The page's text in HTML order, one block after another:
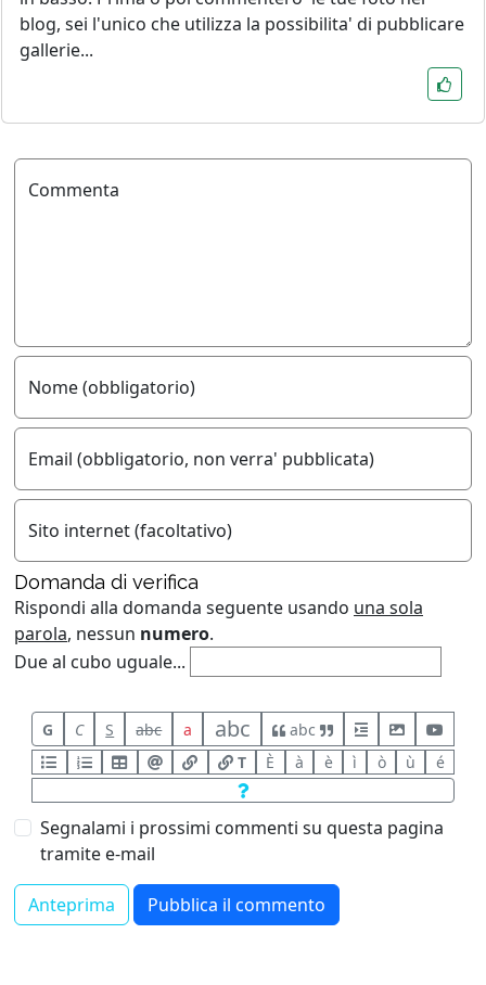
blog, sei l'unico che utilizza la possibilita' di pubblicare
gallerie...
Commenta
Nome (obbligatorio)
Email (obbligatorio, non verra' pubblicata)
Sito internet (facoltativo)
Domanda di verifica
Rispondi alla domanda seguente usando una sola
parola, nessun numero.
Due al cubo uguale...
G C S abc a abc
abc
T
È à è ì ò ù é
Segnalami i prossimi commenti su questa pagina
tramite e-mail